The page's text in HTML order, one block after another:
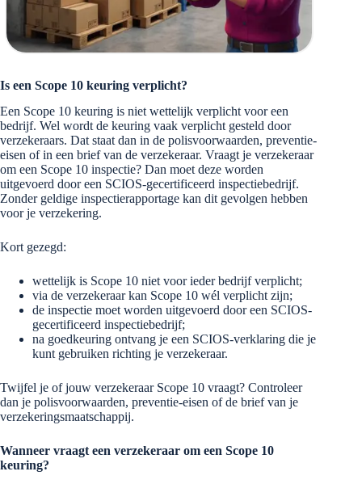
Is een Scope 10 keuring verplicht?
Een Scope 10 keuring is niet wettelijk verplicht voor een
bedrijf. Wel wordt de keuring vaak verplicht gesteld door
verzekeraars. Dat staat dan in de polisvoorwaarden, preventie-
eisen of in een brief van de verzekeraar. Vraagt je verzekeraar
om een Scope 10 inspectie? Dan moet deze worden
uitgevoerd door een SCIOS-gecertificeerd inspectiebedrijf.
Zonder geldige inspectierapportage kan dit gevolgen hebben
voor je verzekering.
Kort gezegd:
wettelijk is Scope 10 niet voor ieder bedrijf verplicht;
via de verzekeraar kan Scope 10 wél verplicht zijn;
de inspectie moet worden uitgevoerd door een SCIOS-
gecertificeerd inspectiebedrijf;
na goedkeuring ontvang je een SCIOS-verklaring die je
kunt gebruiken richting je verzekeraar.
Twijfel je of jouw verzekeraar Scope 10 vraagt? Controleer
dan je polisvoorwaarden, preventie-eisen of de brief van je
verzekeringsmaatschappij.
Wanneer vraagt een verzekeraar om een Scope 10
keuring?